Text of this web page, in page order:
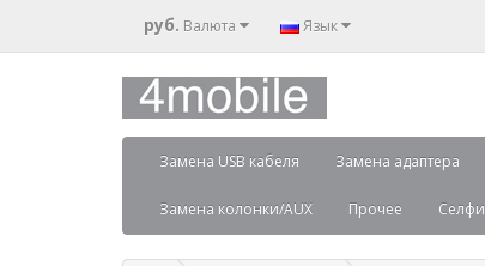
руб. Валюта Язык
Замена USB кабеля Замена адаптера
Замена колонки/AUX Прочее Селфи